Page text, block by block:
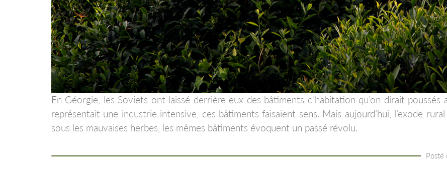
En Géorgie, les Soviets ont laissé derrière eux des bâtiments d’habitation qu’on dirait
représentait une industrie intensive, ces bâtiments faisaient sens. Mais aujourd’hui, l’exode
sous les mauvaises herbes, les mêmes bâtiments évoquent un passé révolu.
Posté